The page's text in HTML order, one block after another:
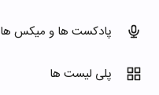
پادکست ها و میکس ها
پلی لیست ها